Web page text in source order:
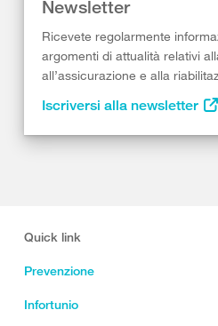
Newsletter
Ricevete regolarmente
argomenti di attualità relativi
all’assicurazione e alla
Iscriversi alla newsletter
Quick link
Prevenzione
Infortunio